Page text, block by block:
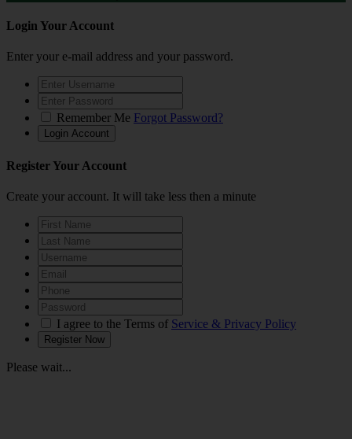
Login Your Account
Enter your e-mail address and your password.
Remember Me Forgot Password?
Register Your Account
Create your account. It will take less then a minute
I agree to the Terms of Service & Privacy Policy
Please wait...